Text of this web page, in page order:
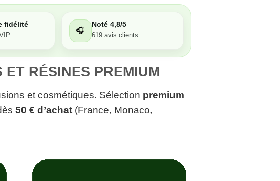
fidélité
🎧
Noté 4,8/5
619 avis clients
RÉSINES PREMIUM
et cosmétiques. Sélection premium
50 € d’achat (France, Monaco,